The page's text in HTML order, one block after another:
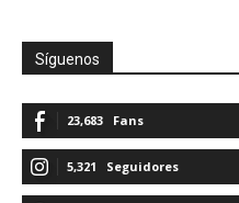
Síguenos
23,683 Fans
5,321 Seguidores